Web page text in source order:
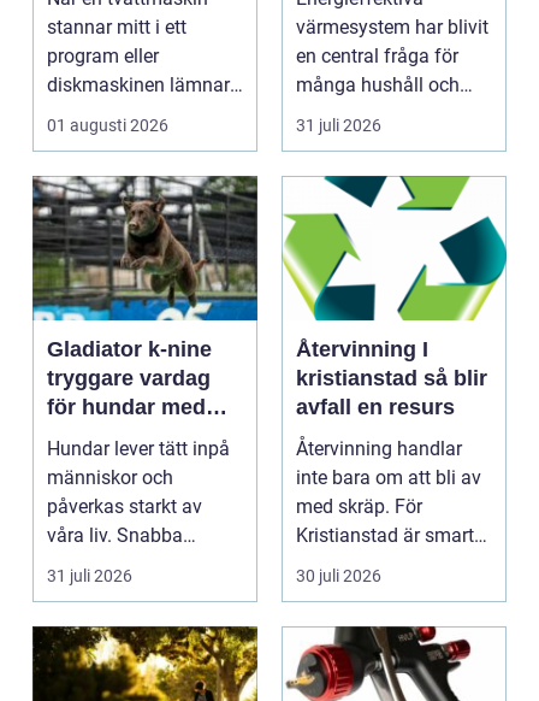
vitvaror
stannar mitt i ett
program eller
diskmaskinen lämnar
disken smutsi...
01 augusti 2026
värmesystem har blivit
en central fråga för
många hushåll och
fastighetsägare i
31 juli 2026
Gladiator k-nine
tryggare vardag
för hundar med
stress och oro
Hundar lever tätt inpå
människor och
påverkas starkt av
våra liv. Snabba
förändringar, höga ljud,
31 juli 2026
Återvinning I
kristianstad så blir
avfall en resurs
Återvinning handlar
inte bara om att bli av
med skräp. För
Kristianstad är smart
avfallshantering en...
30 juli 2026